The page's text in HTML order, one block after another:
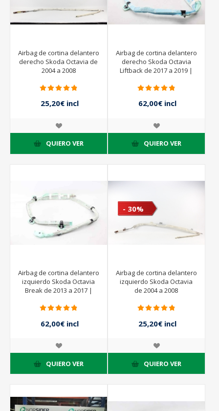
Airbag de cortina delantero
derecho Skoda Octavia de
2004 a 2008
25,20€ incl
impuestos
QUIERO VER
Airbag de cortina delantero
derecho Skoda Octavia
Liftback de 2017 a 2019 |
62,00€ incl
QUIERO VER
Airbag de cortina delantero
izquierdo Skoda Octavia
Break de 2013 a 2017 |
62,00€ incl
QUIERO VER
- 30%
Airbag de cortina delantero
izquierdo Skoda Octavia
de 2004 a 2008
25,20€ incl
impuestos
QUIERO VER